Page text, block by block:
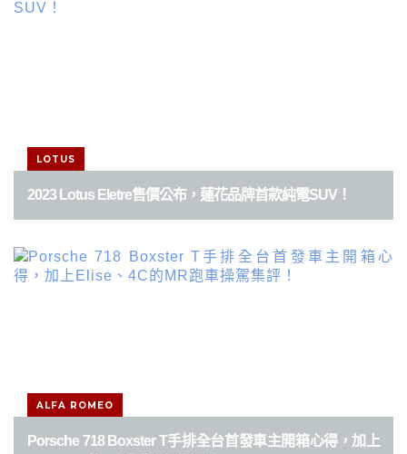
LOTUS
2023 Lotus Eletre售價公布，蓮花品牌首款純電SUV！
ALFA ROMEO
Porsche 718 Boxster T手排全台首發車主開箱心得，加上